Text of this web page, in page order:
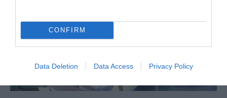
CONFIRM
Data Deletion Data Access Privacy Policy